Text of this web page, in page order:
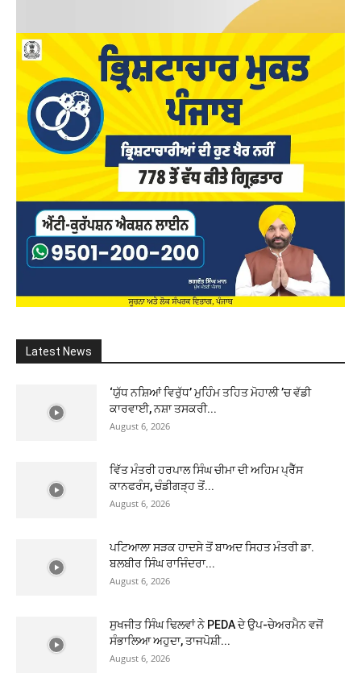
Latest News
‘ਯੁੱਧ ਨਸ਼ਿਆਂ ਵਿਰੁੱਧ’ ਮੁਹਿੰਮ ਤਹਿਤ ਮੋਹਾਲੀ ’ਚ ਵੱਡੀ
ਕਾਰਵਾਈ, ਨਸ਼ਾ ਤਸਕਰੀ...
August 6, 2026
ਵਿੱਤ ਮੰਤਰੀ ਹਰਪਾਲ ਸਿੰਘ ਚੀਮਾ ਦੀ ਅਹਿਮ ਪ੍ਰੈੱਸ
ਕਾਨਫਰੰਸ, ਚੰਡੀਗੜ੍ਹ ਤੋਂ...
August 6, 2026
ਪਟਿਆਲਾ ਸੜਕ ਹਾਦਸੇ ਤੋਂ ਬਾਅਦ ਸਿਹਤ ਮੰਤਰੀ ਡਾ.
ਬਲਬੀਰ ਸਿੰਘ ਰਾਜਿੰਦਰਾ...
August 6, 2026
ਸੁਖਜੀਤ ਸਿੰਘ ਢਿਲਵਾਂ ਨੇ PEDA ਦੇ ਉਪ-ਚੇਅਰਮੈਨ ਵਜੋਂ
ਸੰਭਾਲਿਆ ਅਹੁਦਾ, ਤਾਜਪੋਸ਼ੀ...
August 6, 2026